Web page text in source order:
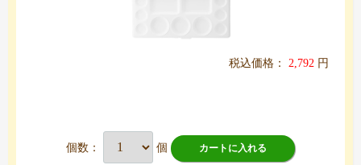
税込価格： 2,792 円
個数： 個 カートに入れる